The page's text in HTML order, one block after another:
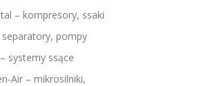
– kompresory, ssaki
separatory, pompy
systemy ssące
Air – mikrosilniki,